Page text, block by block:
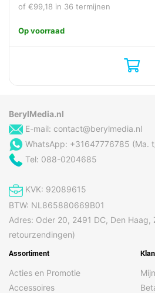
of €99,18 in 36 termijnen
Op voorraad
BerylMedia.nl
E-mail: contact@berylmedia.nl
WhatsApp: +31647776785 (Ma.
Tel: 088-0204685
KVK: 92089615
BTW: NL865880669B01
Adres: Oder 20, 2491 DC, Den
retourzendingen)
Assortiment
Acties en Promotie
Accessoires